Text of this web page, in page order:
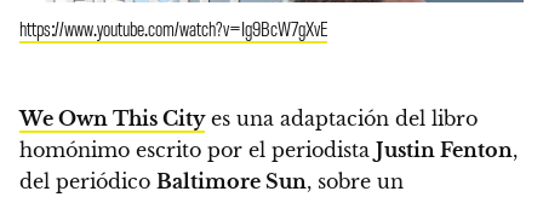
https://www.youtube.com/watch?v=Ig9BcW7gXvE
We Own This Cityes una adaptación del libro
homónimo escrito por el periodista Justin Fenton,
del periódico Baltimore Sun, sobre un